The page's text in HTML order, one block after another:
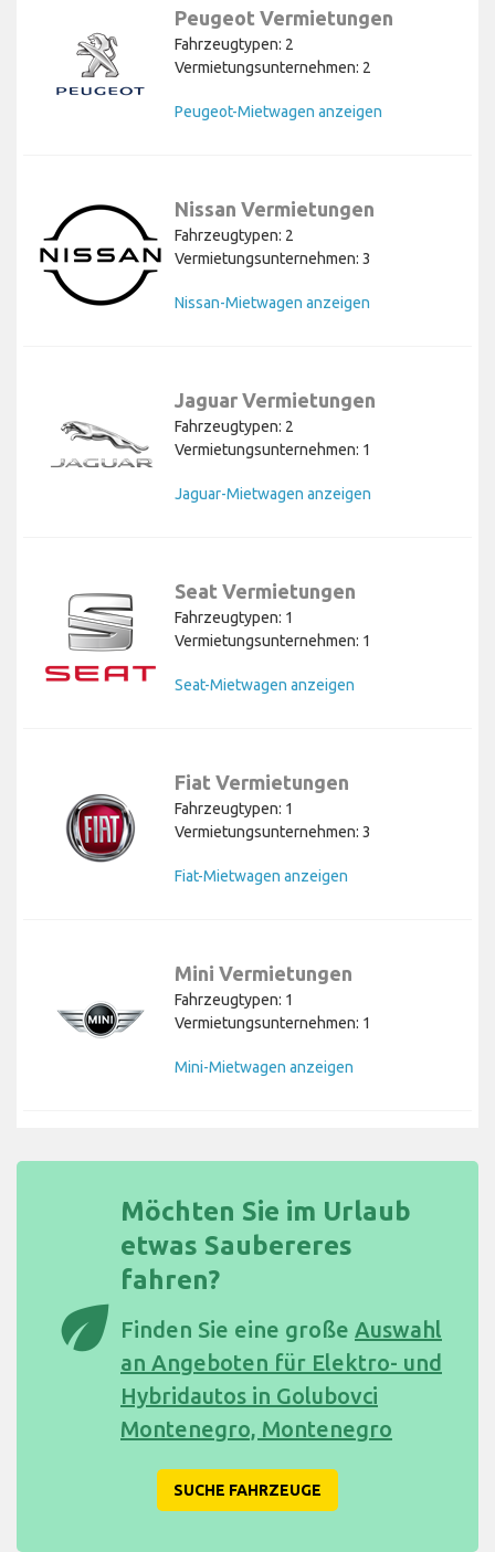
Peugeot Vermietungen
Fahrzeugtypen: 2
Vermietungsunternehmen: 2
Peugeot-Mietwagen anzeigen
Nissan Vermietungen
Fahrzeugtypen: 2
Vermietungsunternehmen: 3
Nissan-Mietwagen anzeigen
Jaguar Vermietungen
Fahrzeugtypen: 2
Vermietungsunternehmen: 1
Jaguar-Mietwagen anzeigen
Seat Vermietungen
Fahrzeugtypen: 1
Vermietungsunternehmen: 1
Seat-Mietwagen anzeigen
Fiat Vermietungen
Fahrzeugtypen: 1
Vermietungsunternehmen: 3
Fiat-Mietwagen anzeigen
Mini Vermietungen
Fahrzeugtypen: 1
Vermietungsunternehmen: 1
Mini-Mietwagen anzeigen
eco
Möchten Sie im Urlaub
etwas Saubereres
fahren?
Finden Sie eine große Auswahl
an Angeboten für Elektro- und
Hybridautos in Golubovci
Montenegro, Montenegro
SUCHE FAHRZEUGE